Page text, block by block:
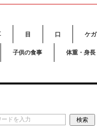
目 口 ケガ
子供の食事 体重・身長